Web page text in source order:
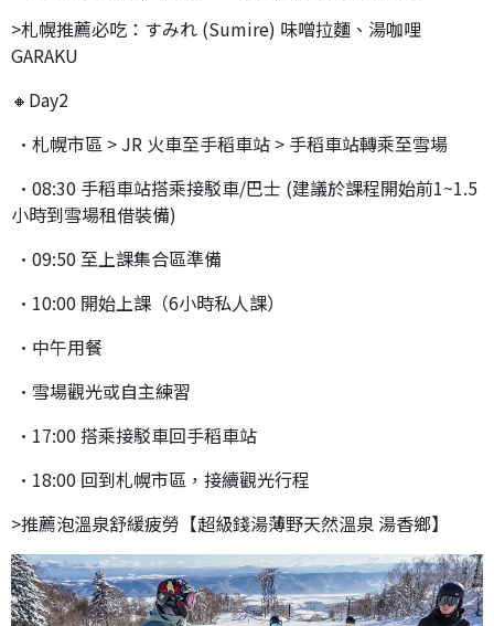
>札幌推薦必吃：すみれ (Sumire) 味噌拉麵、湯咖哩
GARAKU
🔸Day2
•札幌市區 > JR 火車至手稻車站 > 手稻車站轉乘至雪場
•08:30 手稻車站搭乘接駁車/巴士 (建議於課程開始前1~1.5
小時到雪場租借裝備)
•09:50 至上課集合區準備
•10:00 開始上課（6小時私人課）
•中午用餐
•雪場觀光或自主練習
•17:00 搭乘接駁車回手稻車站
•18:00 回到札幌市區，接續觀光行程
>推薦泡溫泉舒緩疲勞【超級錢湯薄野天然溫泉 湯香鄉】